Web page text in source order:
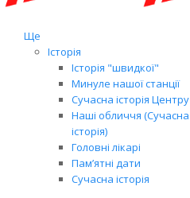
Ще
Історія
Історія "швидкої"
Минуле нашої станції
Сучасна історія Центру
Наші обличчя (Сучасна
історія)
Головні лікарі
Пам’ятні дати
Сучасна історія